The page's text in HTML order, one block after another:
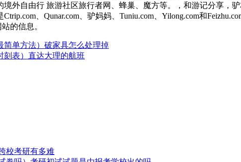
境外自由行 旅游社区旅行者网、蜂巢、魔方等。，和游记分享
、Qunar.com、驴妈妈、Tuniu.com、Yilong.com和
的信息。
简单方法）破家具怎么处理掉
刻表）直达大理的航班
校考研有多难